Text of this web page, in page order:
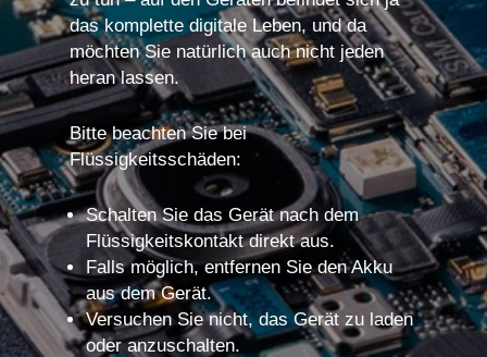
das komplette digitale Leben, und da
möchten Sie natürlich auch nicht jeden
heran lassen.
Bitte beachten Sie bei
Flüssigkeitsschäden:
Schalten Sie das Gerät nach dem
Flüssigkeitskontakt direkt aus.
Falls möglich, entfernen Sie den Akku
aus dem Gerät.
Versuchen Sie nicht, das Gerät zu laden
oder anzuschalten.